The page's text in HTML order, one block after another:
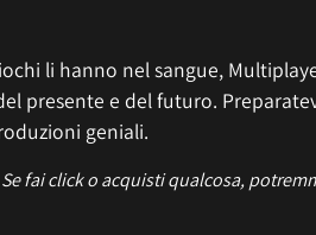
li hanno nel sangue,
e del futuro.
geniali.
fai click o acquisti qualcosa,